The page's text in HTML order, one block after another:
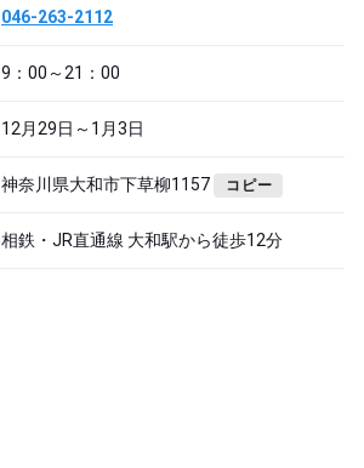
046-263-2112
9：00～21：00
12月29日～1月3日
神奈川県大和市下草柳1157 コピー
相鉄・JR直通線 大和駅から徒歩12分